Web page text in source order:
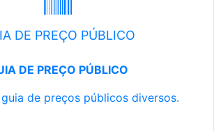
DE PREÇO PÚBLICO
DE PREÇO PÚBLICO
de preços públicos diversos.